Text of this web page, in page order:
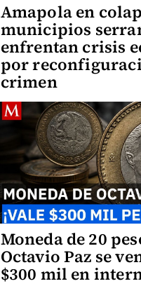
Amapola en
municipios
enfrentan crisis
por
crimen
Moneda de 20
Octavio Paz se
$300 mil en